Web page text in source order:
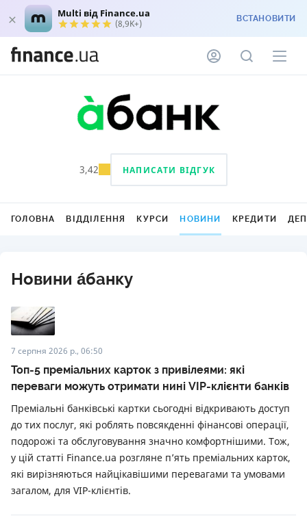
Multi від Finance.ua
(8,9K+) ВСТАНОВИТИ
3,42 НАПИСАТИ ВІДГУК
ГОЛОВНА ВІДДІЛЕННЯ КУРСИ НОВИНИ КРЕДИТИ
Новини а́банку
7 серпня 2026 р., 06:50
Топ-5 преміальних карток з привілеями: які
переваги можуть отримати нині VIP-клієнти банків
Преміальні банківські картки сьогодні відкривають доступ
до тих послуг, які роблять повсякденні фінансові операції,
подорожі та обслуговування значно комфортнішими. Тож,
у цій статті Finance.ua розгляне п’ять преміальних карток,
які вирізняються найцікавішими перевагами та умовами
загалом, для VIP-клієнтів.